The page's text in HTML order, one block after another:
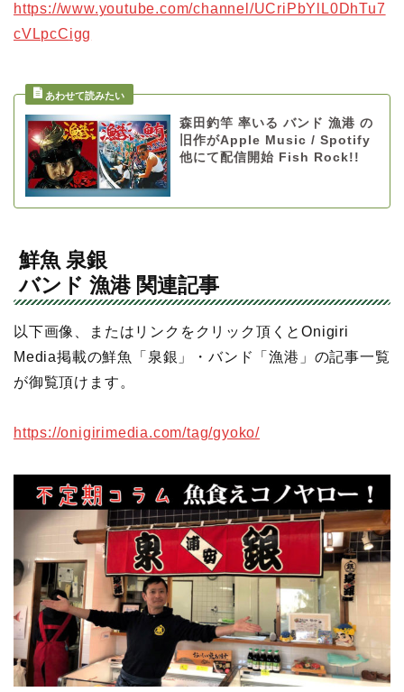
https://www.youtube.com/channel/UCriPbYlL0DhTu7
cVLpcCigg
森田釣竿 率いる バンド 漁港 の
旧作がApple Music / Spotify
他にて配信開始 Fish Rock!!
鮮魚 泉銀
バンド 漁港 関連記事
以下画像、またはリンクをクリック頂くとOnigiri
Media掲載の鮮魚「泉銀」・バンド「漁港」の記事一覧
が御覧頂けます。
https://onigirimedia.com/tag/gyoko/